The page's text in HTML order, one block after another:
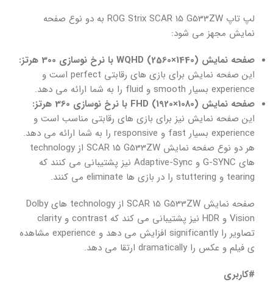
لپ تاپ ROG Strix SCAR 15 G533ZW به دو نوع صفحه
نمایش مجهز می شود:
صفحه نمایش WQHD (2560×1440) با نرخ نوسازی 300 هرتز:
این صفحه نمایش برای بازی های رقابتی perfect است و
experience بسیار smooth و fluid را به شما ارائه می دهد.
صفحه نمایش FHD (1920×1080) با نرخ نوسازی 360 هرتز:
این صفحه نمایش نیز برای بازی های رقابتی مناسب است و
experience بسیار fast و responsive را به شما ارائه می دهد.
هر دو نوع صفحه نمایش SCAR 15 G533ZW از technology
های G-SYNC و Adaptive-Sync نیز پشتیبانی می کنند که
tearing و stuttering را در بازی ها eliminate می کنند.
صفحه نمایش SCAR 15 G533ZW از technology های Dolby
Vision و HDR نیز پشتیبانی می کند که contrast و clarity
تصاویر را significantly افزایش می دهد و experience مشاهده
ی فیلم و عکس را dramatically ارتقا می دهد.
#کاربری